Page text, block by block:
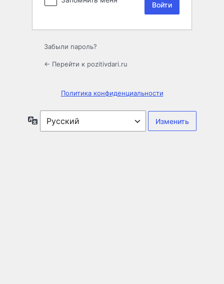
Забыли пароль?
← Перейти к pozitivdari.ru
Политика конфиденциальности
Язык